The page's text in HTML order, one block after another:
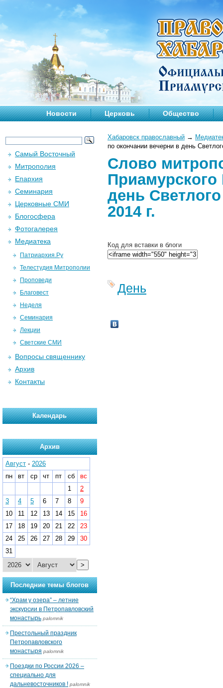
Новости Церковь Общество
Хабаровск православный →
по окончании вечерни в день
Слово
Приамурского
день
2014 г.
Код для вставки в блоги
День
Самый Восточный
Митрополия
Епархия
Семинария
Церковные СМИ
Блогосфера
Фотогалерея
Медиатека
Патриархия.Ру
Телестудия Митрополии
Проповеди
Благовест
Неделя
Семинария
Лекции
Светские СМИ
Вопросы священнику
Архив
Контакты
Календарь
Архив
Август - 2026
пн
вт ср чт пт сб
вс
1
2
3
4 5 6 7 8
9
10
11 12 13 14 15
16
17
18 19 20 21 22
23
24
25 26 27 28 29
30
31
>
Последние темы блогов
“Храм у озера” – летние
экскурсии в Петропавловский
монастырь palomnik
Престольный праздник
Петропавловского
монастыря palomnik
Поездки по России 2026 –
специально для
дальневосточников ! palomnik